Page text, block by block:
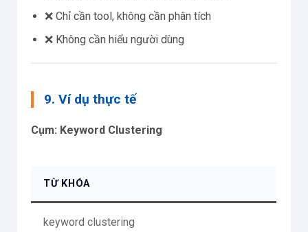
❌ Chỉ cần tool, không cần phân tích
❌ Không cần hiểu người dùng
9. Ví dụ thực tế
Cụm: Keyword Clustering
TỪ KHÓA
keyword clustering